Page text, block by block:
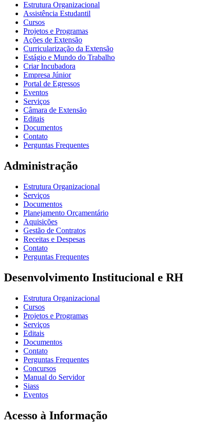
Estrutura Organizacional
Assistência Estudantil
Cursos
Projetos e Programas
Ações de Extensão
Curricularização da Extensão
Estágio e Mundo do Trabalho
Criar Incubadora
Empresa Júnior
Portal de Egressos
Eventos
Serviços
Câmara de Extensão
Editais
Documentos
Contato
Perguntas Frequentes
Administração
Estrutura Organizacional
Serviços
Documentos
Planejamento Orçamentário
Aquisições
Gestão de Contratos
Receitas e Despesas
Contato
Perguntas Frequentes
Desenvolvimento Institucional e RH
Estrutura Organizacional
Cursos
Projetos e Programas
Serviços
Editais
Documentos
Contato
Perguntas Frequentes
Concursos
Manual do Servidor
Siass
Eventos
Acesso à Informação